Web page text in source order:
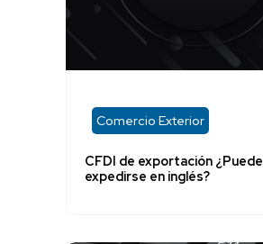
Comercio Exterior
CFDI de exportación ¿Puede
expedirse en inglés?